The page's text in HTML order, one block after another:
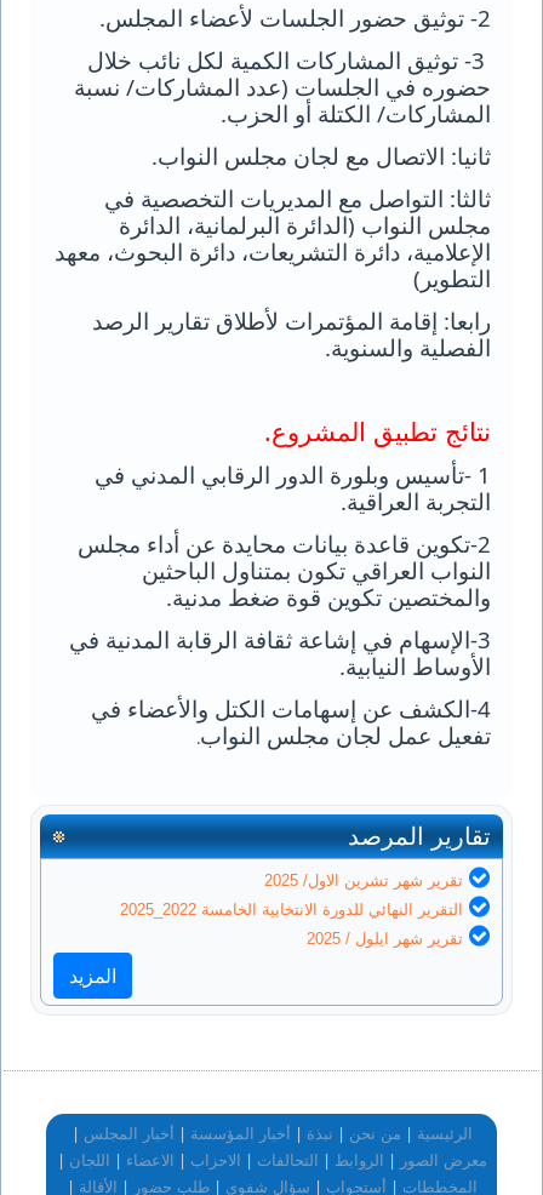
2- توثيق حضور الجلسات لأعضاء المجلس
.
3- توثيق المشاركات الكمية لكل نائب خلال
حضوره في الجلسات (عدد المشاركات/ نسبة
المشاركات/ الكتلة أو الحزب.
ثانيا: الاتصال مع لجان مجلس النواب.
ثالثا: التواصل مع المديريات التخصصية في
مجلس النواب (الدائرة البرلمانية، الدائرة
الإعلامية، دائرة التشريعات، دائرة البحوث، معهد
التطوير)
رابعا: إقامة المؤتمرات لأطلاق تقارير الرصد
الفصلية والسنوية.
نتائج تطبيق المشروع.
1
-تأسيس وبلورة الدور الرقابي المدني في
التجربة العراقية.
2
-تكوين قاعدة بيانات محايدة عن أداء مجلس
النواب العراقي تكون بمتناول الباحثين
والمختصين تكوين قوة ضغط مدنية.
3
-الإسهام في إشاعة ثقافة الرقابة المدنية في
الأوساط النيابية.
4-الكشف عن إسهامات الكتل والأعضاء في
تفعيل عمل لجان مجلس النواب.
تقارير المرصد
تقرير شهر تشرين الاول/ 2025
التقرير النهائي للدورة الانتخابية الخامسة 2022_2025
تقرير شهر ايلول / 2025
المزيد
الرئيسية | من نحن | نبذة | أخبار المؤسسة | أخبار المجلس |
معرض الصور | الروابط | التحالفات | الاحزاب | الاعضاء | اللجان |
المخططات | أستجواب | سؤال شفوي |طلب حضور | الأقالة |